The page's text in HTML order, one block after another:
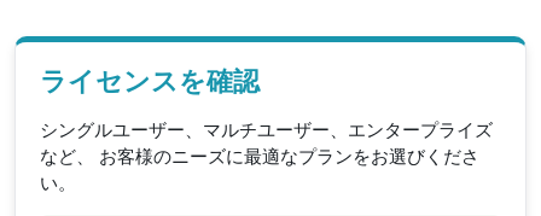
ライセンスを確認
シングルユーザー、マルチユーザー、エンタープライズ
など、 お客様のニーズに最適なプランをお選びくださ
い。